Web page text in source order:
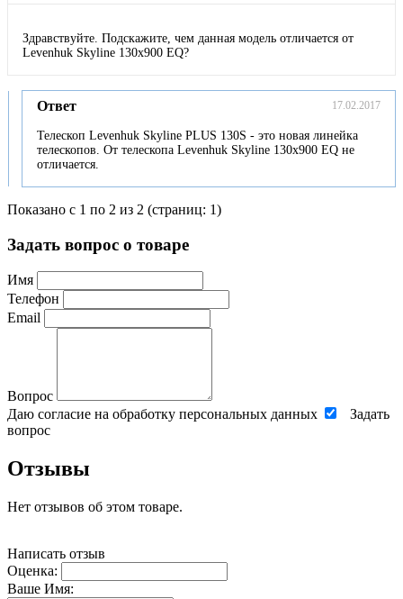
Здравствуйте. Подскажите, чем данная модель отличается от
Levenhuk Skyline 130х900 EQ?
Ответ 17.02.2017
Телескоп Levenhuk Skyline PLUS 130S - это новая линейка
телескопов. От телескопа Levenhuk Skyline 130х900 EQ не
отличается.
Показано с 1 по 2 из 2 (страниц: 1)
Задать вопрос о товаре
Имя
Телефон
Email
Вопрос
Даю согласие на обработку персональных данных
Задать
вопрос
Отзывы
Нет отзывов об этом товаре.
Написать отзыв
Оценка:
Ваше Имя: